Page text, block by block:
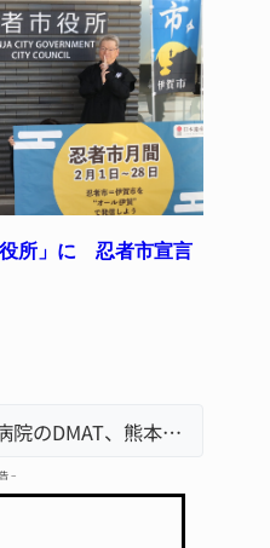
所」に 忍者市宣言
名張市立病院のDMAT、熊本地震の被災地へ 能登以来3回目の派遣
–